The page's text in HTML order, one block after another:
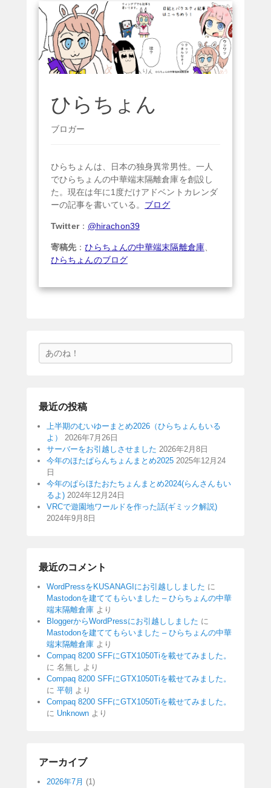
ひらちょん
ブロガー
ひらちょんは、日本の独身異常男性。一人
でひらちょんの中華端末隔離倉庫を創設し
た。現在は年に1度だけアドベントカレンダ
ーの記事を書いている。 ブログ
Twitter： @hirachon39
寄稿先 ：ひらちょんの中華端末隔離倉庫、
ひらちょんのブログ
索
最近の投稿
上半期のむいゆーまとめ2026（ひらちょんもいる
よ）
2026年7月26日
サーバーをお引越しさせました 2026年2月8日
今年のほたぱらんちょんまとめ2025 2025年12月24
日
今年のぱらほたおたちょんまとめ2024(らんさんもい
るよ) 2024年12月24日
VRCで遊園地ワールドを作った話(ギミック解説)
2024年9月8日
最近のコメント
WordPressをKUSANAGIにお引越ししました に
Mastodonを建ててもらいました – ひらちょんの中華
端末隔離倉庫 より
BloggerからWordPressにお引越ししました に
Mastodonを建ててもらいました – ひらちょんの中華
端末隔離倉庫 より
Compaq 8200 SFFにGTX1050Tiを載せてみました。
に 名無し より
Compaq 8200 SFFにGTX1050Tiを載せてみました。
に 平朝 より
Compaq 8200 SFFにGTX1050Tiを載せてみました。
に Unknown より
アーカイブ
2026年7月 (1)